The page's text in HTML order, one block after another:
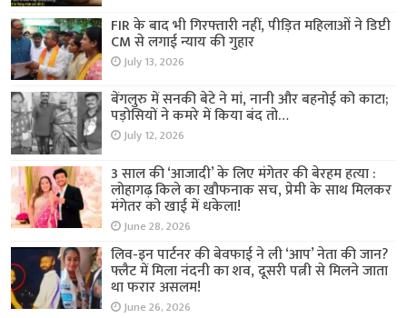
FIR के बाद भी गिरफ्तारी नहीं, पीड़ित महिलाओं ने डिप्टी
CM से लगाई न्याय की गुहार
July 13, 2026
बेंगलुरु में सनकी बेटे ने मां, नानी और बहनोई को काटा;
पड़ोसियों ने कमरे में किया बंद तो…
July 12, 2026
3 साल की ‘आजादी’ के लिए मंगेतर की बेरहम हत्या :
लोहागढ़ किले का खौफनाक सच, प्रेमी के साथ मिलकर
मंगेतर को खाई में धकेला!
June 28, 2026
लिव-इन पार्टनर की बेवफाई ने ली ‘आप’ नेता की जान?
फ्लैट में मिला नंदनी का शव, दूसरी पत्नी से मिलने जाता
था फरार असलम!
June 26, 2026